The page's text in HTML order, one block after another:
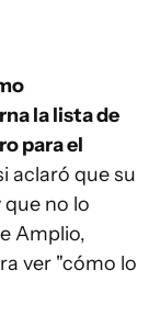
la lista de
para el
aclaró que su
no lo
Amplio,
ver "cómo lo